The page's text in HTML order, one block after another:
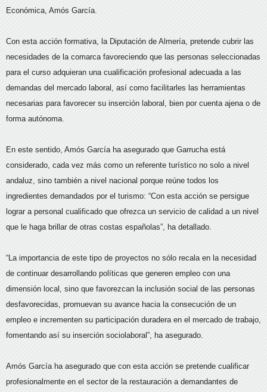
Económica, Amós García.
Con esta acción formativa, la Diputación de Almería, pretende cubrir las
necesidades de la comarca favoreciendo que las personas seleccionadas
para el curso adquieran una cualificación profesional adecuada a las
demandas del mercado laboral, así como facilitarles las herramientas
necesarias para favorecer su inserción laboral, bien por cuenta ajena o de
forma autónoma.
En este sentido, Amós García ha asegurado que Garrucha está
considerado, cada vez más como un referente turístico no solo a nivel
andaluz, sino también a nivel nacional porque reúne todos los
ingredientes demandados por el turismo: “Con esta acción se persigue
lograr a personal cualificado que ofrezca un servicio de calidad a un nivel
que le haga brillar de otras costas españolas”, ha detallado.
“La importancia de este tipo de proyectos no sólo recala en la necesidad
de continuar desarrollando políticas que generen empleo con una
dimensión local, sino que favorezcan la inclusión social de las personas
desfavorecidas, promuevan su avance hacia la consecución de un
empleo e incrementen su participación duradera en el mercado de trabajo,
fomentando así su inserción sociolaboral”, ha asegurado.
Amós García ha asegurado que con esta acción se pretende cualificar
profesionalmente en el sector de la restauración a demandantes de